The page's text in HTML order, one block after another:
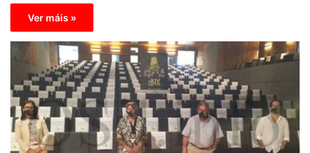
Ver máis »